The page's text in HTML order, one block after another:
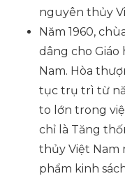
nguyên thủy
Năm 1960,
dâng cho Giáo
Nam. Hòa
tục trụ trì từ
to lớn trong
chỉ là Tăng
thủy Việt Nam
phẩm kinh